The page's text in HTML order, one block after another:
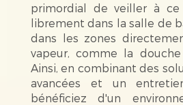
primordial de veiller à
librement dans la salle de
dans les zones
vapeur, comme la
Ainsi, en combinant des
avancées et un
bénéficiez d'un